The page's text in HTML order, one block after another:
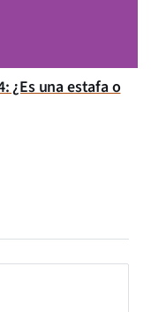
¿Es una estafa o